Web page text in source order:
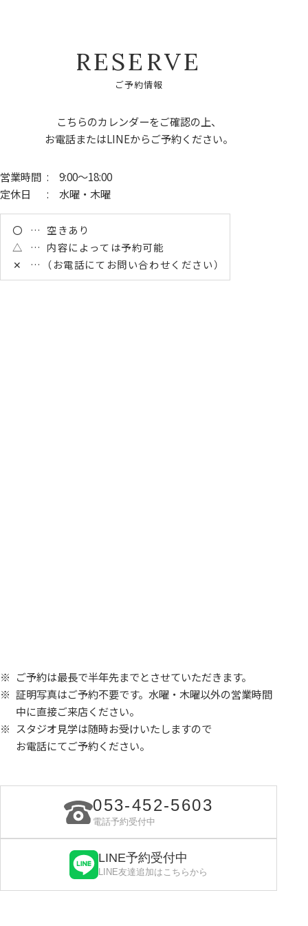
RESE RVE
ご予約情報
こちらのカレンダーをご確認の上、
お電話またはLINEからご予約ください。
営業時間 : 9:00～18:00
定休日
: 水曜・木曜
〇
空きあり
△
内容によっては予約可能
✕
（お電話にてお問い合わせください）
ご予約は最長で半年先までとさせていただきます。
証明写真はご予約不要です。水曜・木曜以外の営業時間
中に直接ご来店ください。
スタジオ見学は随時お受けいたしますので
お電話にてご予約ください。
053-452-5603
電話予約受付中
LINE予約受付中
LINE友達追加はこちらから